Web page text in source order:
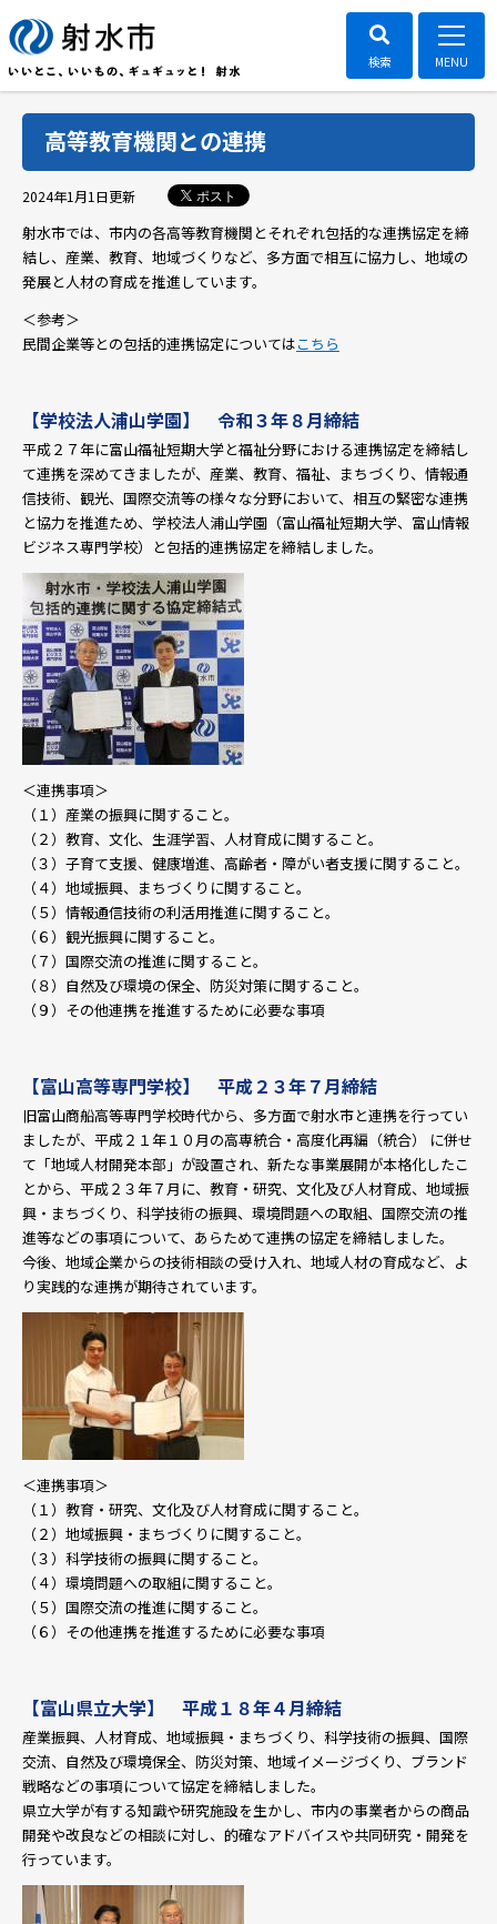
高等教育機関との連携
2024年1月1日更新 ポスト
射水市では、市内の各高等教育機関とそれぞれ包括的な連携協定を締
結し、産業、教育、地域づくりなど、多方面で相互に協力し、地域の
発展と人材の育成を推進しています。
＜参考＞
民間企業等との包括的連携協定についてはこちら
【学校法人浦山学園】 令和３年８月締結
平成２７年に富山福祉短期大学と福祉分野における連携協定を締結し
て連携を深めてきましたが、産業、教育、福祉、まちづくり、情報通
信技術、観光、国際交流等の様々な分野において、相互の緊密な連携
と協力を推進ため、学校法人浦山学園（富山福祉短期大学、富山情報
ビジネス専門学校）と包括的連携協定を締結しました。
＜連携事項＞
（１）産業の振興に関すること。
（２）教育、文化、生涯学習、人材育成に関すること。
（３）子育て支援、健康増進、高齢者・障がい者支援に関すること。
（４）地域振興、まちづくりに関すること。
（５）情報通信技術の利活用推進に関すること。
（６）観光振興に関すること。
（７）国際交流の推進に関すること。
（８）自然及び環境の保全、防災対策に関すること。
（９）その他連携を推進するために必要な事項
【富山高等専門学校】 平成２３年７月締結
旧富山商船高等専門学校時代から、多方面で射水市と連携を行ってい
ましたが、平成２１年１０月の高専統合・高度化再編（統合） に併せ
て「地域人材開発本部」が設置され、新たな事業展開が本格化したこ
とから、平成２３年７月に、教育・研究、文化及び人材育成、地域振
興・まちづくり、科学技術の振興、環境問題への取組、国際交流の推
進等などの事項について、あらためて連携の協定を締結しました。
今後、地域企業からの技術相談の受け入れ、地域人材の育成など、よ
り実践的な連携が期待されています。
＜連携事項＞
（１）教育・研究、文化及び人材育成に関すること。
（２）地域振興・まちづくりに関すること。
（３）科学技術の振興に関すること。
（４）環境問題への取組に関すること。
（５）国際交流の推進に関すること。
（６）その他連携を推進するために必要な事項
【富山県立大学】 平成１８年４月締結
産業振興、人材育成、地域振興・まちづくり、科学技術の振興、国際
交流、自然及び環境保全、防災対策、地域イメージづくり、ブランド
戦略などの事項について協定を締結しました。
県立大学が有する知識や研究施設を生かし、市内の事業者からの商品
開発や改良などの相談に対し、的確なアドバイスや共同研究・開発を
行っています。